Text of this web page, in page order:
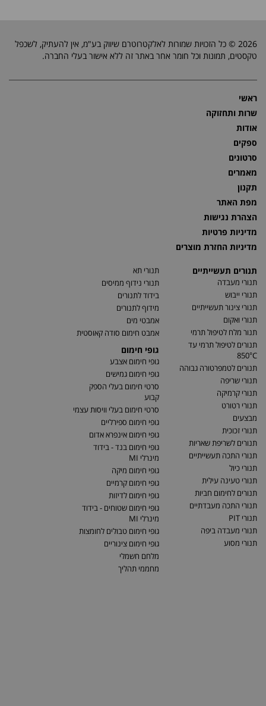
2026 © כל הזכויות שמורות לאלקטרוטרם שיווק בע"מ, אין להעתיק, לשכפל
טקסטים, תמונות וכל חומר אחר באתר זה ללא אישור בעלי החברה.
ראשי
שרות ותחזוקה
אודות
ספקים
סרטונים
מאמרים
תקנון
מפת האתר
הצהרת נגישות
מדיניות פרטיות
מדיניות החזרת מוצרים
תנורים תעשייתיים
תנורי מעבדה
תנורי ייבוש
תנורי צינור תעשייתיים
תנורי ואקום
תנור מלח לטיפול תרמי
תנורים לטיפול תרמי עד
850°C
תנורים לטמפרטורה גבוהה
תנורי שריפה
תנורי קרמיקה
תנורי רטורט
מבצעים
תנורי זכוכית
תנורים לשריפת שאריות
תנורי התכה תעשייתיים
תנורי כיול
תנורי טעינה עילית
תנורים לחימום חביות
תנורי התכה מעבדתיים
תנורי PIT
תנורי מעבדה ביפה
תנורי מסוע
תנורי תא
תנורי נידוף ממיסים
בידוד לתנורים
מידוף לתנורים
אמבטי מים
אמבט חימום סודה קאוסטית
גופי חימום
גופי חימום אצבע
גופי חימום גמישים
סרטי חימום בעלי הספק
קבוע
סרטי חימום בעלי וויסות עצמי
גופי חימום ספירליים
גופי חימום אינפרא אדום
גופי חימום בנד - בידוד
מינרלי MI
גופי חימום מיקה
גופי חימום קרמיים
גופי חימום לדיזות
גופי חימום שטוחים - בידוד
מינרלי MI
גופי חימום טבולים לחומצות
גופי חימום צינוריים
מלחם חשמלי
מחממי תהליך